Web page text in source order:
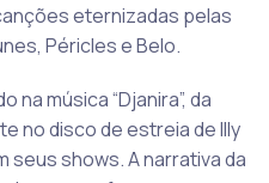
eternizadas pelas
Péricles e Belo.
música “Djanira”, da
no disco de estreia de Illy
seus shows. A narrativa da